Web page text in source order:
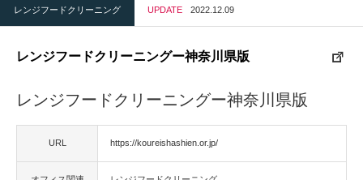
レンジフードクリーニング UPDATE 2022.12.09
レンジフードクリーニングー神奈川県版
レンジフードクリーニングー神奈川県版
URL https://koureishashien.or.jp/
士業